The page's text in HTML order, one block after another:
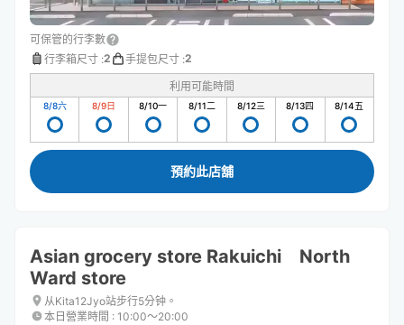
可保管的行李數
行李箱尺寸 :2 手提包尺寸 :2
利用可能時間
8/8六 8/9日 8/10一 8/11二 8/12三 8/13四 8/14五
預約此店舖
Asian grocery store Rakuichi North
Ward store
从Kita12Jyo站步行5分钟。
本日營業時間 : 10:00〜20:00